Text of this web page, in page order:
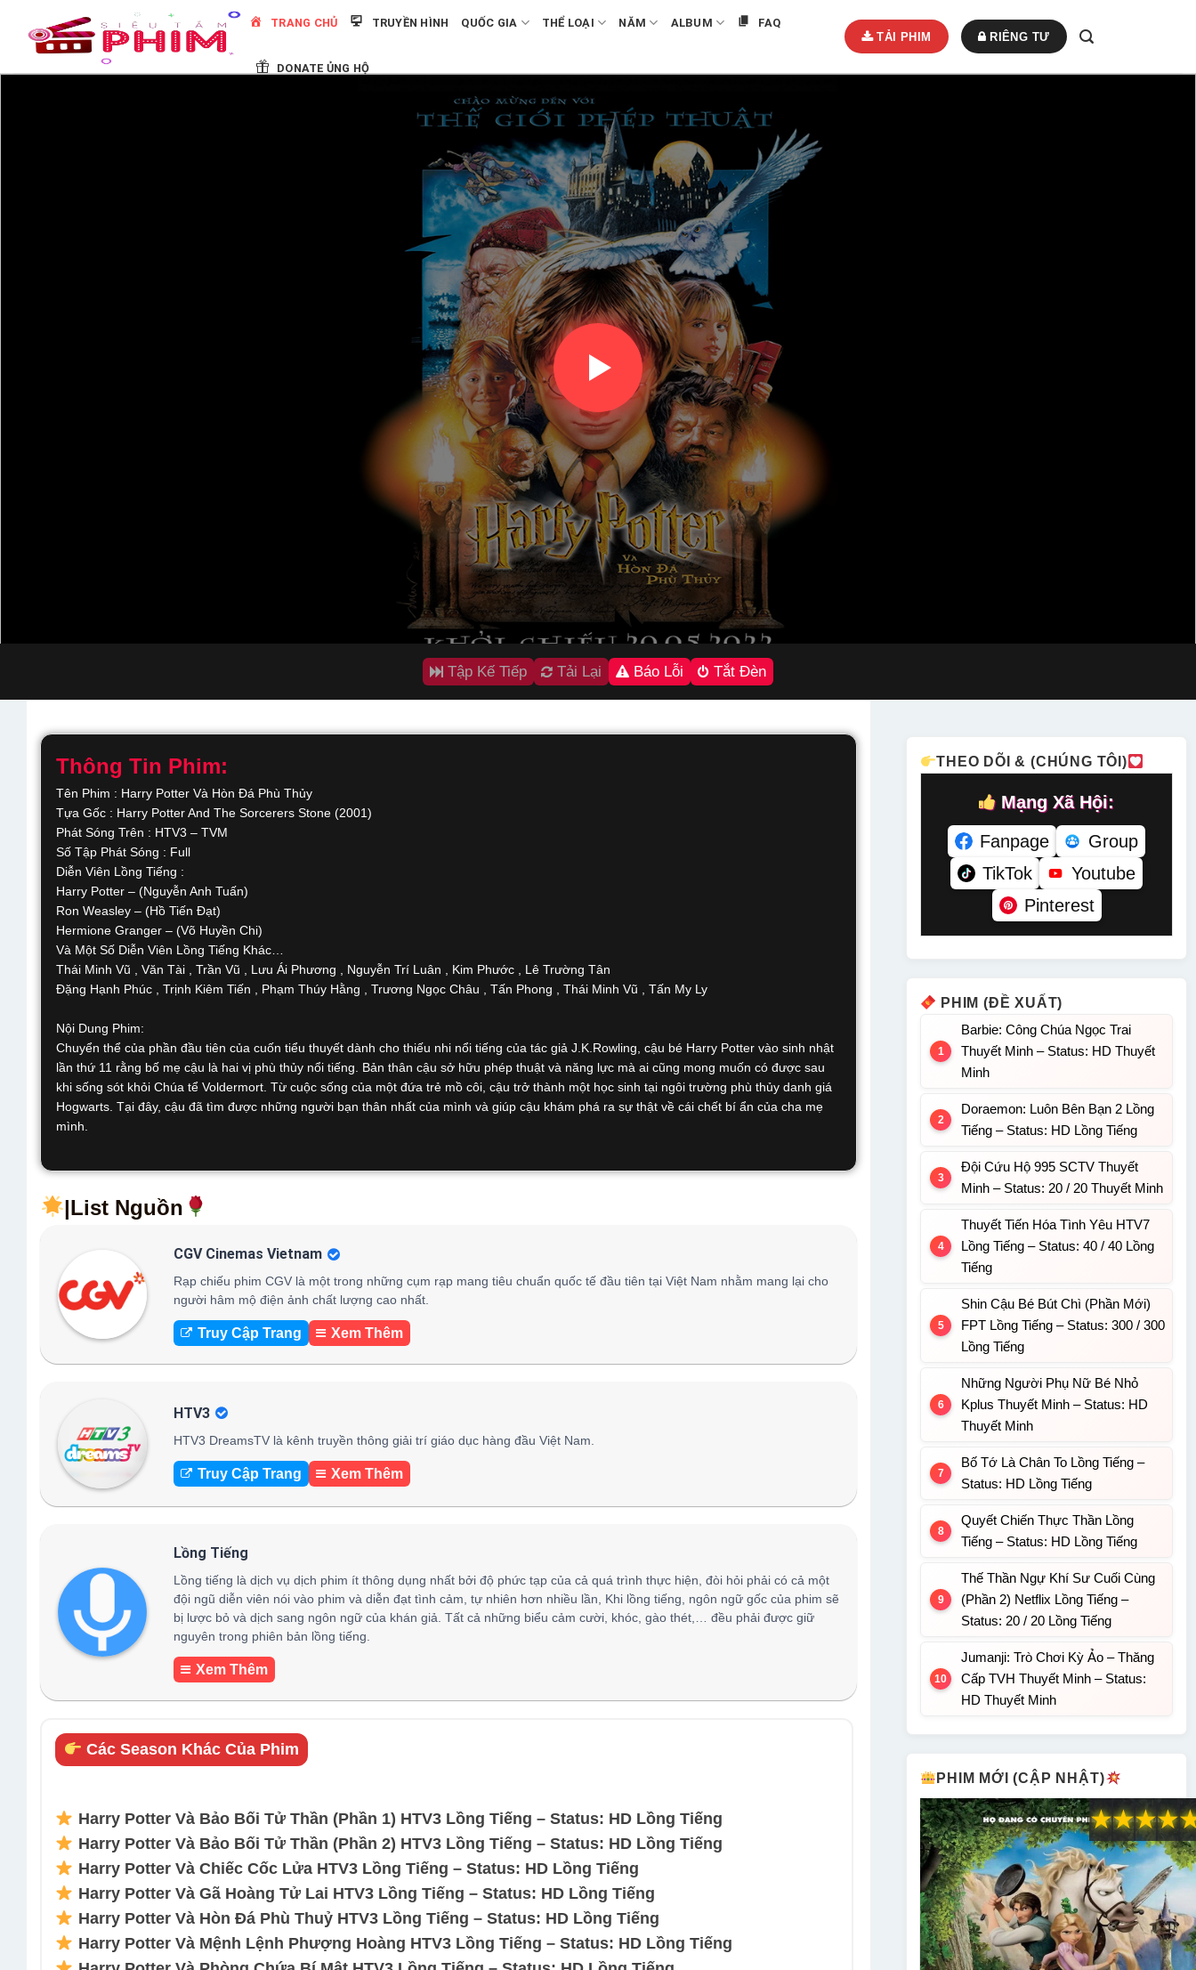
TRANG CHỦ TRUYỀN HÌNH QUỐC GIA THỂ LOẠI NĂM ALBUM FAQ
DONATE ỦNG HỘ
Tập Kế Tiếp Tải Lại Báo Lỗi Tắt Đèn
Thông Tin Phim:
Tên Phim : Harry Potter Và Hòn Đá Phù Thủy
Tựa Gốc : Harry Potter And The Sorcerers Stone (2001)
Phát Sóng Trên : HTV3 – TVM
Số Tập Phát Sóng : Full
Diễn Viên Lồng Tiếng :
Harry Potter – (Nguyễn Anh Tuấn)
Ron Weasley – (Hồ Tiến Đạt)
Hermione Granger – (Võ Huyền Chi)
Và Một Số Diễn Viên Lồng Tiếng Khác…
Thái Minh Vũ , Văn Tài , Trần Vũ , Lưu Ái Phương , Nguyễn Trí Luân , Kim Phước , Lê Trường Tân
Đặng Hạnh Phúc , Trịnh Kiêm Tiến , Phạm Thúy Hằng , Trương Ngọc Châu , Tấn Phong , Thái Minh Vũ , Tấn My Ly
Nội Dung Phim:
Chuyển thể của phần đầu tiên của cuốn tiểu thuyết dành cho thiếu nhi nổi tiếng của tác giả J.K.Rowling, cậu bé Harry Potter vào sinh nhật
lần thứ 11 rằng bố mẹ cậu là hai vị phù thủy nổi tiếng. Bản thân cậu sở hữu phép thuật và năng lực mà ai cũng mong muốn có được sau
khi sống sót khỏi Chúa tể Voldermort. Từ cuộc sống của một đứa trẻ mồ côi, cậu trở thành một học sinh tại ngôi trường phù thủy danh giá
Hogwarts. Tại đây, cậu đã tìm được những người bạn thân nhất của mình và giúp cậu khám phá ra sự thật về cái chết bí ẩn của cha mẹ
mình.
|List Nguồn
CGV Cinemas Vietnam
Rạp chiếu phim CGV là một trong những cụm rạp mang tiêu chuẩn quốc tế đầu tiên tại Việt Nam nhằm mang lại cho
người hâm mộ điện ảnh chất lượng cao nhất.
Truy Cập Trang Xem Thêm
HTV3
HTV3 DreamsTV là kênh truyền thông giải trí giáo dục hàng đầu Việt Nam.
Truy Cập Trang Xem Thêm
Lồng Tiếng
Lồng tiếng là dịch vụ dịch phim ít thông dụng nhất bởi độ phức tạp của cả quá trình thực hiện, đòi hỏi phải có cả một
đội ngũ diễn viên nói vào phim và diễn đạt tình cảm, tự nhiên hơn nhiều lần, Khi lồng tiếng, ngôn ngữ gốc của phim sẽ
bị lược bỏ và dịch sang ngôn ngữ của khán giả. Tất cả những biểu cảm cười, khóc, gào thét,… đều phải được giữ
nguyên trong phiên bản lồng tiếng.
Xem Thêm
Các Season Khác Của Phim
Harry Potter Và Bảo Bối Tử Thần (Phần 1) HTV3 Lồng Tiếng – Status: HD Lồng Tiếng
Harry Potter Và Bảo Bối Tử Thần (Phần 2) HTV3 Lồng Tiếng – Status: HD Lồng Tiếng
Harry Potter Và Chiếc Cốc Lửa HTV3 Lồng Tiếng – Status: HD Lồng Tiếng
Harry Potter Và Gã Hoàng Tử Lai HTV3 Lồng Tiếng – Status: HD Lồng Tiếng
Harry Potter Và Hòn Đá Phù Thuỷ HTV3 Lồng Tiếng – Status: HD Lồng Tiếng
Harry Potter Và Mệnh Lệnh Phượng Hoàng HTV3 Lồng Tiếng – Status: HD Lồng Tiếng
THEO DÕI & (CHÚNG TÔI)
Mạng Xã Hội:
Fanpage
Group
TikTok
Youtube
Pinterest
PHIM (ĐỀ XUẤT)
Barbie: Công Chúa Ngọc Trai
Thuyết Minh – Status: HD Thuyết
Minh
Doraemon: Luôn Bên Bạn 2 Lồng
Tiếng – Status: HD Lồng Tiếng
Đội Cứu Hộ 995 SCTV Thuyết
Minh – Status: 20 / 20 Thuyết Minh
Thuyết Tiến Hóa Tình Yêu HTV7
Lồng Tiếng – Status: 40 / 40 Lồng
Tiếng
Shin Cậu Bé Bút Chì (Phần Mới)
FPT Lồng Tiếng – Status: 300 / 300
Lồng Tiếng
Những Người Phụ Nữ Bé Nhỏ
Kplus Thuyết Minh – Status: HD
Thuyết Minh
Bố Tớ Là Chân To Lồng Tiếng –
Status: HD Lồng Tiếng
Quyết Chiến Thực Thần Lồng
Tiếng – Status: HD Lồng Tiếng
Thế Thần Ngự Khí Sư Cuối Cùng
(Phần 2) Netflix Lồng Tiếng –
Status: 20 / 20 Lồng Tiếng
Jumanji: Trò Chơi Kỳ Ảo – Thăng
Cấp TVH Thuyết Minh – Status:
HD Thuyết Minh
PHIM MỚI (CẬP NHẬT)
★
★
★
★